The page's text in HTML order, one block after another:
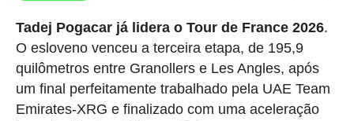
Tadej Pogacar já lidera o Tour de France 2026.
O esloveno venceu a terceira etapa, de 195,9
quilômetros entre Granollers e Les Angles, após
um final perfeitamente trabalhado pela UAE Team
Emirates-XRG e finalizado com uma aceleração